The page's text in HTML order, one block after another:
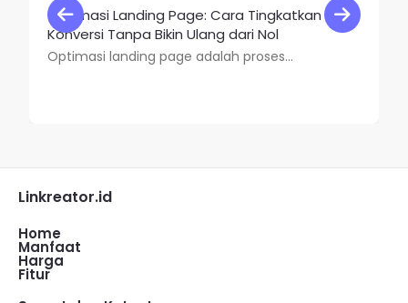
Optimasi Landing Page: Cara Tingkatkan
Konversi Tanpa Bikin Ulang dari Nol
Optimasi landing page adalah proses...
Linkreator.id
Home
Manfaat
Harga
Fitur